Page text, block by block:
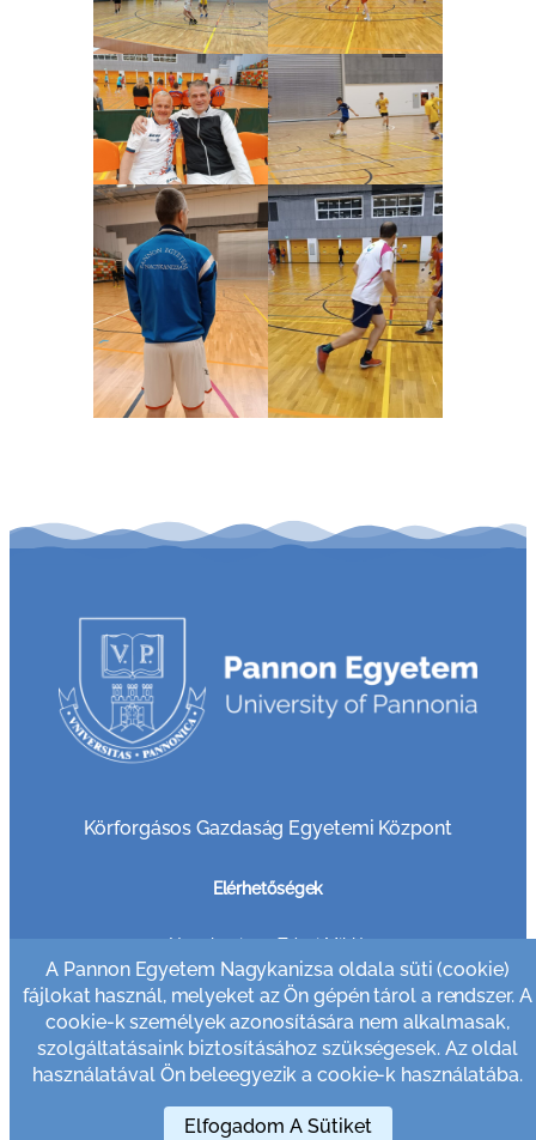
Körforgásos Gazdaság Egyetemi Központ
Elérhetőségek
8800 Nagykanizsa, Zrínyi Miklós u. 18
Telefon: +36 30 749 7865 (Tanulmány)
Telefon: +36 30 635 0819 (Titkárság)
Felvételi információk: +36 30 958 3006
Email cím: pr@pen.uni-pannon.hu
Adatkezelési tájékoztató
A Pannon Egyetem Nagykanizsa oldala süti (cookie)
fájlokat használ, melyeket az Ön gépén tárol a rendszer. A
cookie-k személyek azonosítására nem alkalmasak,
szolgáltatásaink biztosításához szükségesek. Az oldal
használatával Ön beleegyezik a cookie-k használatába.
Elfogadom A Sütiket